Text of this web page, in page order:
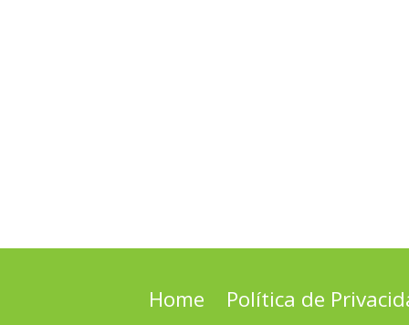
Home Política de